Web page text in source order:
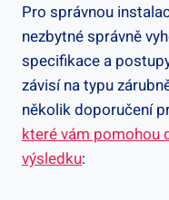
Pro správnou
nezbytné správně
specifikace a
závisí na typu
několik doporučení
které vám pomohou
výsledku: